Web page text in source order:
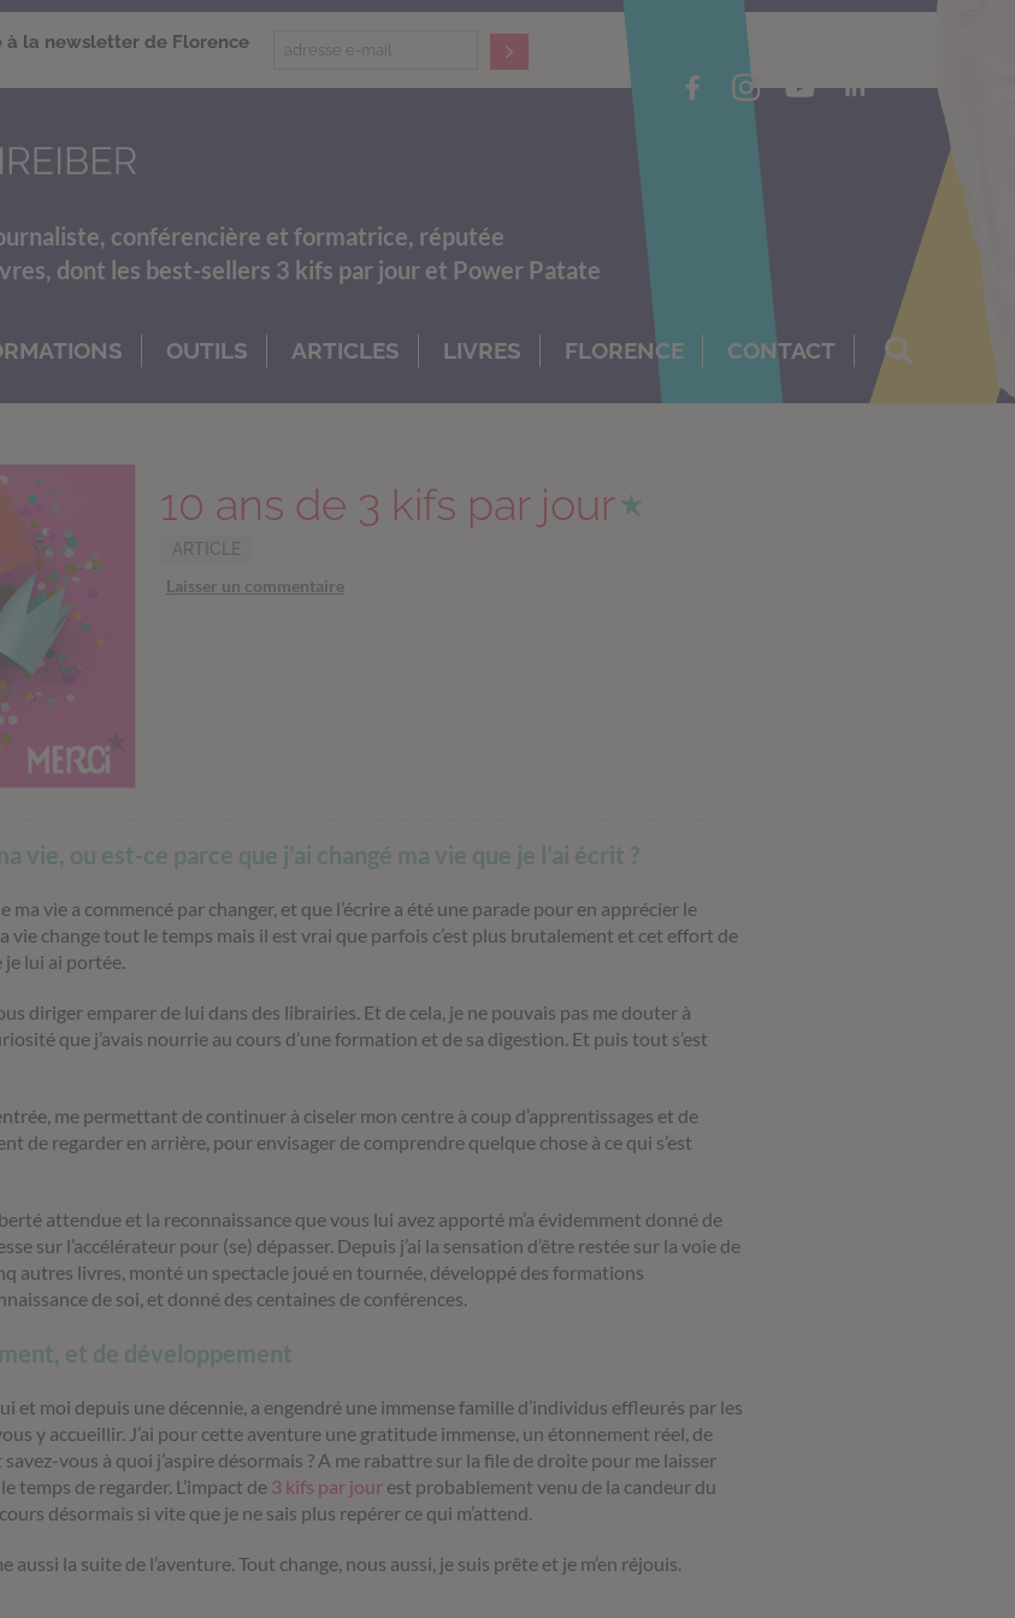
à la newsletter de Florence
conférencière et formatrice, réputée
dont les best-sellers 3 kifs par jour et Power Patate
OUTILS ARTICLES LIVRES FLORENCE CONTACT
10 ans de 3 kifs par jour
ARTICLE
Laisser un commentaire
vie, ou est-ce parce que j’ai changé ma vie que je l’ai écrit ?
vie a commencé par changer, et que l’écrire a été une parade pour en apprécier le
vie change tout le temps mais il est vrai que parfois c’est plus brutalement et cet effort de
je lui ai portée.
diriger emparer de lui dans des librairies. Et de cela, je ne pouvais pas me douter à
que j’avais nourrie au cours d’une formation et de sa digestion. Et puis tout s’est
me permettant de continuer à ciseler mon centre à coup d’apprentissages et de
de regarder en arrière, pour envisager de comprendre quelque chose à ce qui s’est
attendue et la reconnaissance que vous lui avez apporté m’a évidemment donné de
sur l’accélérateur pour (se) dépasser. Depuis j’ai la sensation d’être restée sur la voie de
autres livres, monté un spectacle joué en tournée, développé des formations
de soi, et donné des centaines de conférences.
et de développement
et moi depuis une décennie, a engendré une immense famille d’individus effleurés par les
y accueillir. J’ai pour cette aventure une gratitude immense, un étonnement réel, de
vous à quoi j’aspire désormais ? A me rabattre sur la file de droite pour me laisser
temps de regarder. L’impact de 3 kifs par jour est probablement venu de la candeur du
désormais si vite que je ne sais plus repérer ce qui m’attend.
aussi la suite de l’aventure. Tout change, nous aussi, je suis prête et je m’en réjouis.